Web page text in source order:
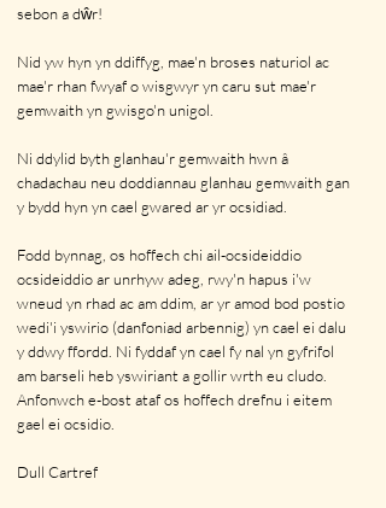
sebon a dŵr!
Nid yw hyn yn ddiffyg, mae'n broses naturiol ac
mae'r rhan fwyaf o wisgwyr yn caru sut mae'r
gemwaith yn gwisgo'n unigol.
Ni ddylid byth glanhau'r gemwaith hwn â
chadachau neu doddiannau glanhau gemwaith gan
y bydd hyn yn cael gwared ar yr ocsidiad.
Fodd bynnag, os hoffech chi ail-ocsideiddio
ocsideiddio ar unrhyw adeg, rwy'n hapus i'w
wneud yn rhad ac am ddim, ar yr amod bod postio
wedi'i yswirio (danfoniad arbennig) yn cael ei dalu
y ddwy ffordd. Ni fyddaf yn cael fy nal yn gyfrifol
am barseli heb yswiriant a gollir wrth eu cludo.
Anfonwche-bost atafos hoffech drefnu i eitem
gael ei ocsidio.
Dull Cartref